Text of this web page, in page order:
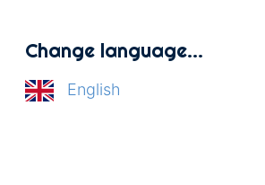
Change language…
English